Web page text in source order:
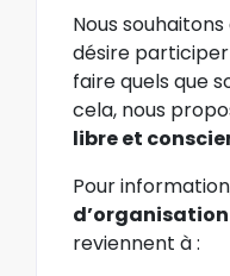
Nous
désire
faire quels que
cela, nous
libre et
Pour
reviennent à: